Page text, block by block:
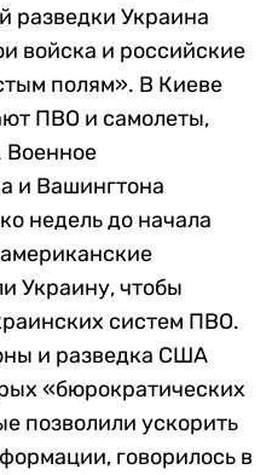
разведки Украина
войска и российские
полям». В Киеве
ПВО и самолеты,
Военное
и Вашингтона
недель до начала
Украину, чтобы
систем ПВО.
и разведка США
«бюрократических
позволили ускорить
говорилось в